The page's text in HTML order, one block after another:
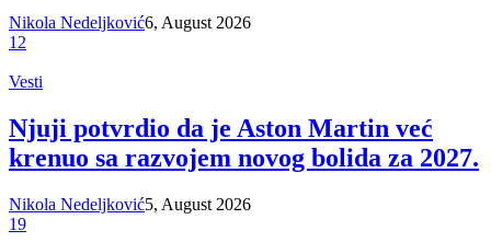
Nikola Nedeljković6, August 2026
12
Vesti
Njuji potvrdio da je Aston Martin već
krenuo sa razvojem novog bolida za 2027.
Nikola Nedeljković5, August 2026
19